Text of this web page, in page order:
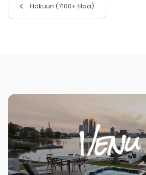
Hakuun (7100+ tilaa)